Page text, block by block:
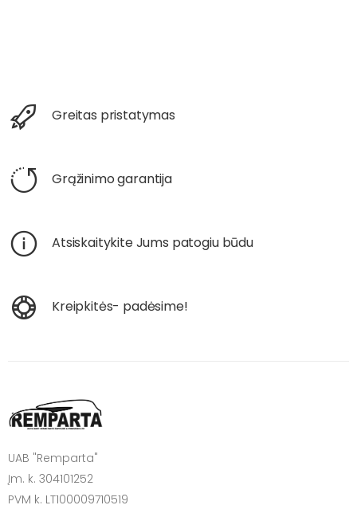
Greitas pristatymas
Grąžinimo garantija
Atsiskaitykite Jums patogiu būdu
Kreipkitės- padėsime!
UAB "Remparta"
Įm. k. 304101252
PVM k. LT100009710519